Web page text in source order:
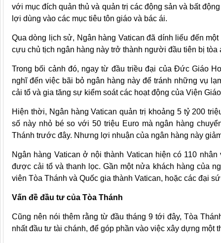
với mục đích quản thủ và quản trị các động sản và bất
lợi dùng vào các mục tiêu tôn giáo và bác ái.
Qua dòng lịch sử, Ngân hàng Vatican đã dính liếu đến
cựu chủ tịch ngân hàng này trở thành người đầu tiên bị tòa
Trong bối cảnh đó, ngay từ đầu triều đại của Đức Giáo
nghĩ đến việc bãi bỏ ngân hàng này để tránh những vụ
cải tổ và gia tăng sự kiểm soát các hoạt động của Viện
Hiện thời, Ngân hàng Vatican quản trị khoảng 5 tỷ 200
số này nhỏ bé so với 50 triệu Euro mà ngân hàng
Thánh trước đây. Nhưng lợi nhuận của ngân hàng này
Ngân hàng Vatican ở nội thành Vatican hiện có 110
được cải tổ và thanh lọc. Gần một nửa khách hàng của
viên Tòa Thánh và Quốc gia thành Vatican, hoặc các đại
Vấn đề đầu tư của Tòa Thánh
Cũng nên nói thêm rằng từ đầu tháng 9 tới đây, Tòa
nhất đầu tư tài chánh, để góp phần vào việc xây dựng một